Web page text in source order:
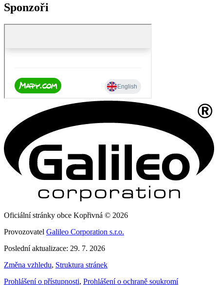
Sponzoři
Oficiální stránky obce Kopřivná © 2026
Provozovatel Galileo Corporation s.r.o.
Poslední aktualizace: 29. 7. 2026
Změna vzhledu, Struktura stránek
Prohlášení o přístupnosti, Prohlášení o ochraně soukromí